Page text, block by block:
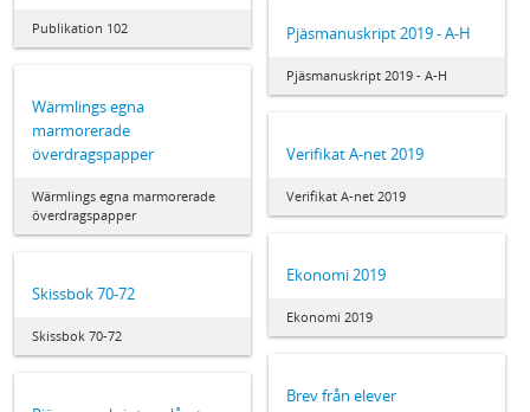
Publikation 102 Pjäsmanuskript 2019 - A-H
Pjäsmanuskript 2019 - A-H
Wärmlings egna
marmorerade
överdragspapper
Wärmlings egna marmorerade
överdragspapper
Verifikat A-net 2019
Verifikat A-net 2019
Ekonomi 2019
Ekonomi 2019
Skissbok 70-72
Skissbok 70-72
Brev från elever